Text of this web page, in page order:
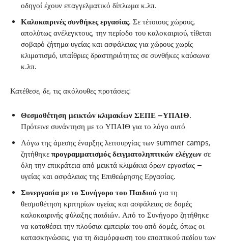
οδηγοί έχουν επαγγελματικό δίπλωμα κ.λπ.
Καλοκαιρινές συνθήκες εργασίας. Σε τέτοιους χώρους,
απολύτως ανέλεγκτους, την περίοδο του καλοκαιριού, τίθεται
σοβαρό ζήτημα υγείας και ασφάλειας για χώρους χωρίς
κλιματισμό, υπαίθριες δραστηριότητες σε συνθήκες καύσωνα
κ.λπ.
Κατέθεσε, δε, τις ακόλουθες προτάσεις:
Θεσμοθέτηση μεικτών κλιμακίων ΣΕΠΕ –ΥΠΑΙΘ.
Πρότεινε συνάντηση με το ΥΠΑΙΘ για το λόγο αυτό
Λόγω της άμεσης έναρξης λειτουργίας των summer camps,
ζητήθηκε προγραμματισμός δειγματοληπτικών ελέγχων σε
όλη την επικράτεια από μεικτά κλιμάκια όρων εργασίας –
υγείας και ασφάλειας της Επιθεώρησης Εργασίας.
Συνεργασία με το Συνήγορο του Παιδιού για τη
θεσμοθέτηση κριτηρίων υγείας και ασφάλειας σε δομές
καλοκαιρινής φύλαξης παιδιών. Από το Συνήγορο ζητήθηκε
να καταθέσει την πλούσια εμπειρία του από δομές, όπως οι
κατασκηνώσεις, για τη διαμόρφωση του εποπτικού πεδίου των